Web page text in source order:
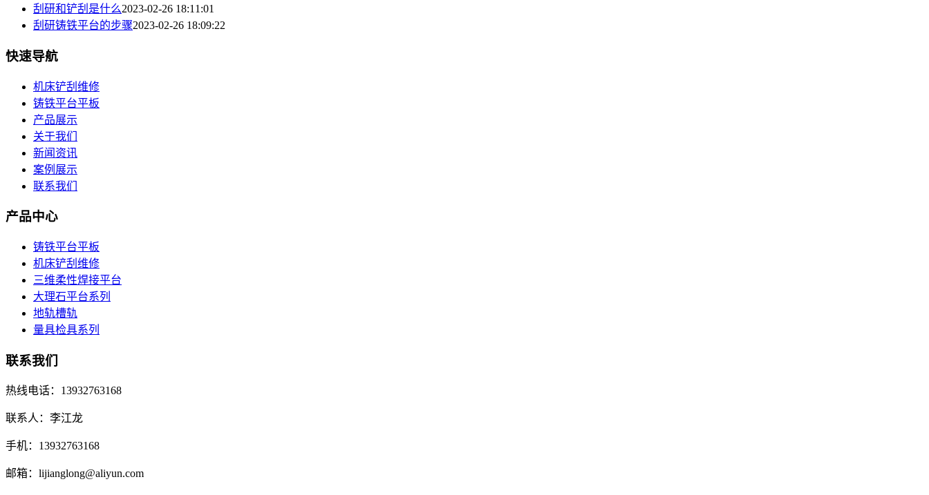
快速导航
机床铲刮维修
产品展示
关于我们
新闻资讯
案例展示
联系我们
产品中心
铸铁平台平板
三维柔性焊接平台
大理石平台系列
地轨槽轨
量具检具系列
联系我们
热线电话：13932763168
联系人：李江龙
手机：13932763168
邮箱：lijianglong@aliyun.com
地址：河北省泊头市郝村镇